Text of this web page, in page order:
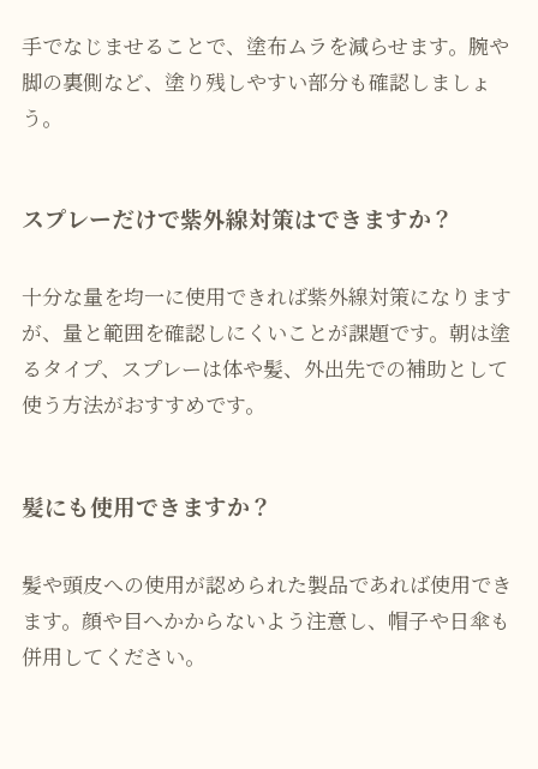
手でなじませることで、塗布ムラを減らせます。腕や
脚の裏側など、塗り残しやすい部分も確認しましょ
う。
スプレーだけで紫外線対策はできますか？
十分な量を均一に使用できれば紫外線対策になります
が、量と範囲を確認しにくいことが課題です。朝は塗
るタイプ、スプレーは体や髪、外出先での補助として
使う方法がおすすめです。
髪にも使用できますか？
髪や頭皮への使用が認められた製品であれば使用でき
ます。顔や目へかからないよう注意し、帽子や日傘も
併用してください。